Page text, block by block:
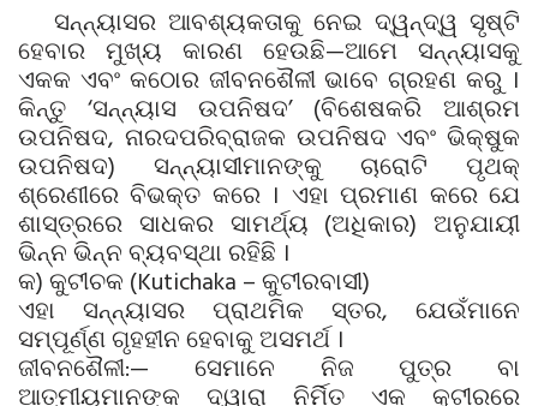
ସନ୍ନ୍ୟାସର ଆବଶ୍ୟକତାକୁ ନେଇ ଦ୍ୱନ୍ଦ୍ୱ ସୃଷ୍ଟି
ହେବାର ମୁଖ୍ୟ କାରଣ ହେଉଛି—ଆମେ ସନ୍ନ୍ୟାସକୁ
ଏକକ ଏବଂ କଠୋର ଜୀବନଶୈଳୀ ଭାବେ ଗ୍ରହଣ କରୁ ।
କିନ୍ତୁ ‘ସନ୍ନ୍ୟାସ ଉପନିଷଦ’ (ବିଶେଷକରି ଆଶ୍ରମ
ଉପନିଷଦ, ନାରଦପରିବ୍ରାଜକ ଉପନିଷଦ ଏବଂ ଭିକ୍ଷୁକ
ଉପନିଷଦ) ସନ୍ନ୍ୟାସୀମାନଙ୍କୁ ଚାରୋଟି ପୃଥକ୍
ଶ୍ରେଣୀରେ ବିଭକ୍ତ କରେ । ଏହା ପ୍ରମାଣ କରେ ଯେ
ଶାସ୍ତ୍ରରେ ସାଧକର ସାମର୍ଥ୍ୟ (ଅଧିକାର) ଅନୁଯାୟୀ
ଭିନ୍ନ ଭିନ୍ନ ବ୍ୟବସ୍ଥା ରହିଛି ।
କ) କୁଟୀଚକ (Kutichaka – କୁଟୀରବାସୀ)
ଏହା ସନ୍ନ୍ୟାସର ପ୍ରାଥମିକ ସ୍ତର, ଯେଉଁମାନେ
ସମ୍ପୂର୍ଣ୍ଣ ଗୃହହୀନ ହେବାକୁ ଅସମର୍ଥ ।
ଜୀବନଶୈଳୀ:— ସେମାନେ ନିଜ ପୁତ୍ର ବା
ଆତ୍ମୀୟମାନଙ୍କ ଦ୍ୱାରା ନିର୍ମିତ ଏକ କୁଟୀରରେ